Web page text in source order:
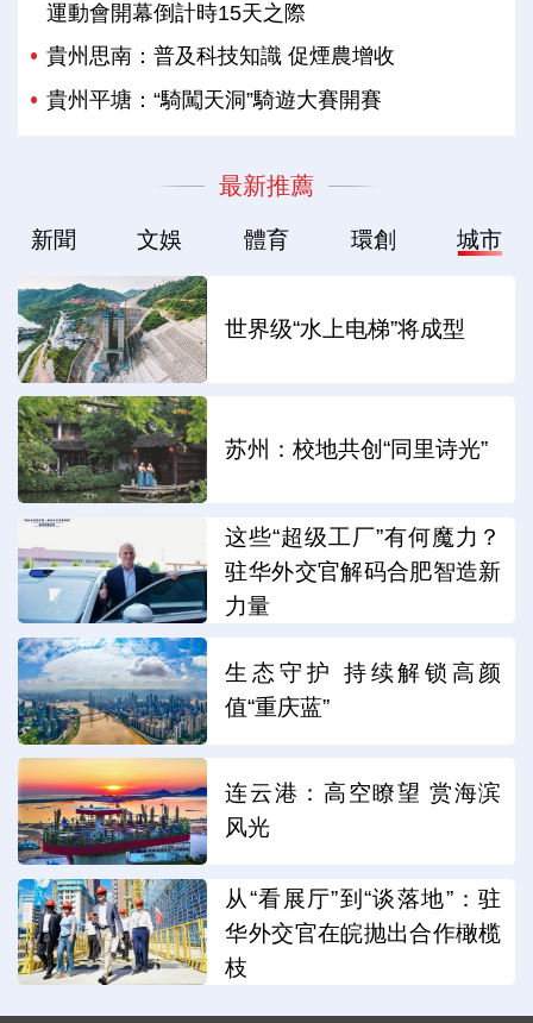
運動會開幕倒計時15天之際
貴州思南：普及科技知識 促煙農增收
貴州平塘：“騎闖天洞”騎遊大賽開賽
最新推薦
新聞 文娛 體育 環創 城市
世界级“水上电梯”将成型
苏州：校地共创“同里诗光”
这些“超级工厂”有何魔力？
驻华外交官解码合肥智造新
力量
生态守护 持续解锁高颜
值“重庆蓝”
连云港：高空瞭望 赏海滨
风光
从“看展厅”到“谈落地”：驻
华外交官在皖抛出合作橄榄
枝